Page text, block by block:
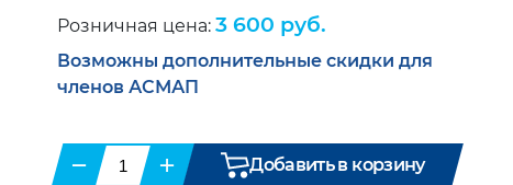
Розничная цена: 3 600 руб.
Возможны дополнительные скидки для
членов АСМАП
− + Добавить в корзину